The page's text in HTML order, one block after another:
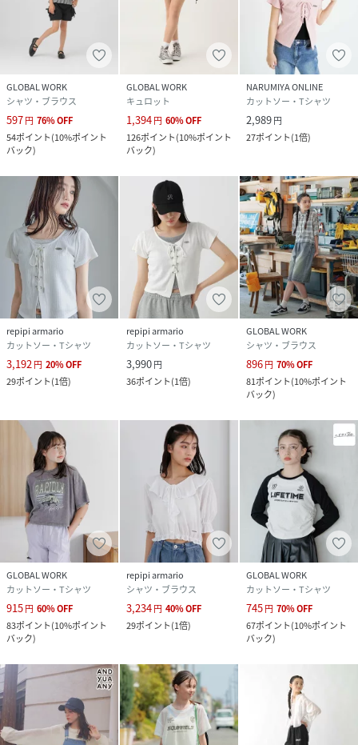
GLOBAL WORK
シャツ・ブラウス
597円 76%OFF
54ポイント(10%ポイント
バック)
GLOBAL WORK
キュロット
1,394円 60%OFF
126ポイント(10%ポイント
バック)
NARUMIYA ONLINE
カットソー・Tシャツ
2,989円
27ポイント(1倍)
repipi armario
カットソー・Tシャツ
3,192円 20%OFF
29ポイント(1倍)
repipi armario
カットソー・Tシャツ
3,990円
36ポイント(1倍)
GLOBAL WORK
シャツ・ブラウス
896円 70%OFF
81ポイント(10%ポイント
バック)
GLOBAL WORK
カットソー・Tシャツ
915円 60%OFF
83ポイント(10%ポイント
バック)
repipi armario
シャツ・ブラウス
3,234円 40%OFF
29ポイント(1倍)
GLOBAL WORK
カットソー・Tシャツ
745円 70%OFF
67ポイント(10%ポイント
バック)